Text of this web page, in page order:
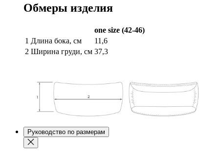
Обмеры изделия
one size (42-46)
1 Длина бока, см
11,6
2 Ширина груди, см 37,3
Руководство по размерам